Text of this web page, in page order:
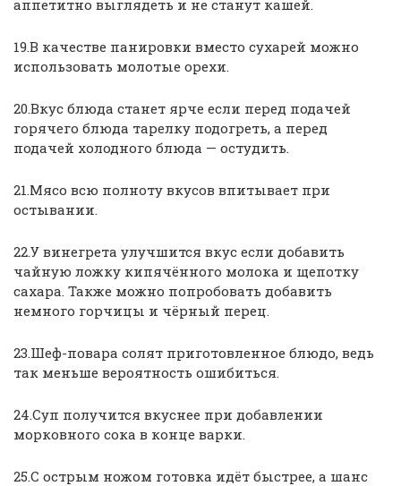
аппетитно выглядеть и не станут кашей.
19.В качестве панировки вместо сухарей можно
использовать молотые орехи.
20.Вкус блюда станет ярче если перед подачей
горячего блюда тарелку подогреть, а перед
подачей холодного блюда — остудить.
21.Мясо всю полноту вкусов впитывает при
остывании.
22.У винегрета улучшится вкус если добавить
чайную ложку кипячённого молока и щепотку
сахара. Также можно попробовать добавить
немного горчицы и чёрный перец.
23.Шеф-повара солят приготовленное блюдо, ведь
так меньше вероятность ошибиться.
24.Суп получится вкуснее при добавлении
морковного сока в конце варки.
25.С острым ножом готовка идёт быстрее, а шанс